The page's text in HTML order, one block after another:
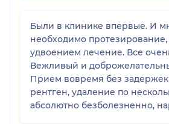
Были в клинике впервые. И
необходимо протезирование,
удвоением лечение. Все
Вежливый и
Прием вовремя без
рентген, удаление по
абсолютно безболезненно,